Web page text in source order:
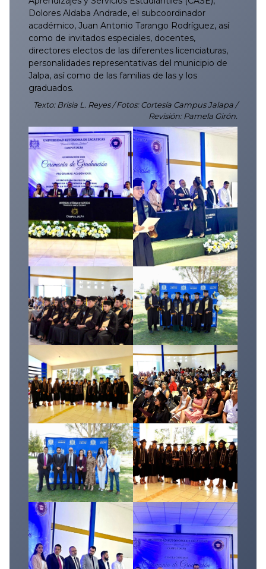
Dolores Aldaba Andrade, el subcoordinador
académico, Juan Antonio Tarango Rodríguez, así
como de invitados especiales, docentes,
directores electos de las diferentes licenciaturas,
personalidades representativas del municipio de
Jalpa, así como de las familias de las y los
graduados.
Texto: Brisia L. Reyes / Fotos: Cortesía Campus Jalapa /
Revisión: Pamela Girón.